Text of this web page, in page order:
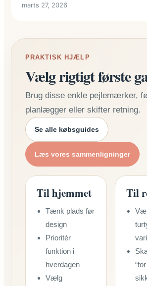
marts 27, 2026
PRAKTISK HJÆLP
Vælg rigtigt første
Brug disse enkle pejlemærker,
planlægger eller skifter retning.
Se alle købsguides
Læs vores sammenligninger
Til hjemmet
Tænk plads før
design
Prioritér
funktion i
hverdagen
Vælg
Til